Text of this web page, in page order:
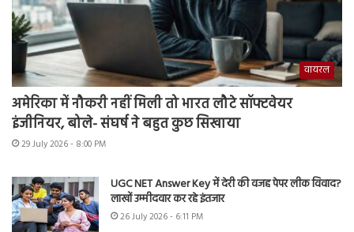
वायरल
अमेरिका में नौकरी नहीं मिली तो भारत लौटे सॉफ्टवेयर
इंजीनियर, बोले- संघर्ष ने बहुत कुछ सिखाया
29 July 2026 - 8:00 PM
UGC NET Answer Key में देरी की वजह पेपर लीक विवाद?
लाखों उम्मीदवार कर रहे इंतजार
26 July 2026 - 6:11 PM